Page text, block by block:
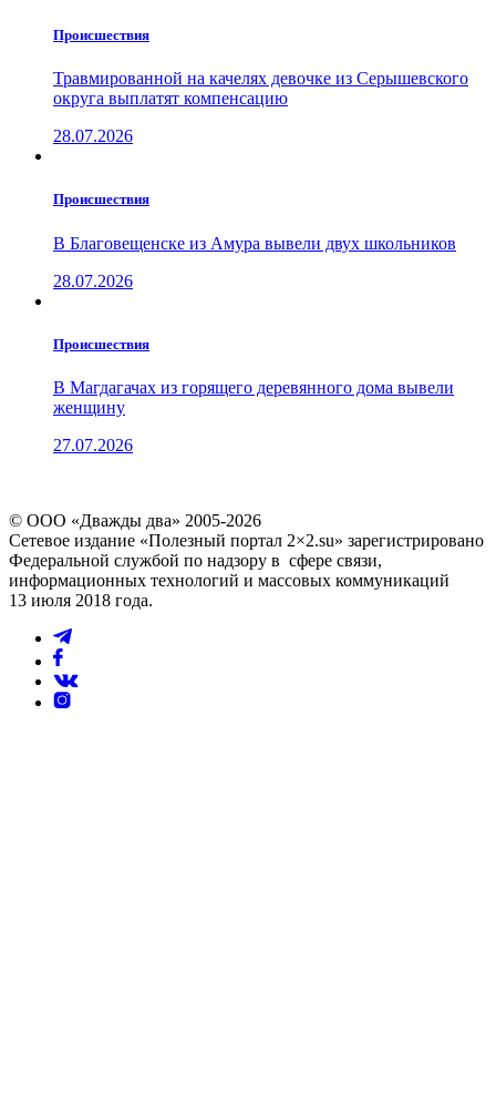
Проиcшествия
Травмированной на качелях девочке из Серышевского
округа выплатят компенсацию
28.07.2026
Проиcшествия
В Благовещенске из Амура вывели двух школьников
28.07.2026
Проиcшествия
В Магдагачах из горящего деревянного дома вывели
женщину
27.07.2026
© ООО «Дважды два» 2005-2026
Сетевое издание «Полезный портал 2×2.su» зарегистрировано
Федеральной службой по надзору в сфере связи,
информационных технологий и массовых коммуникаций
13 июля 2018 года.